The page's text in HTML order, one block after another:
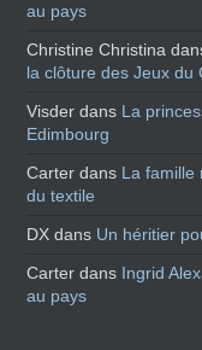
au pays
Christine Christina
la clôture des Jeux du
Visder dans La
Edimbourg
Carter dans La famille
du textile
DX dans Un héritier
Carter dans Ingrid
au pays